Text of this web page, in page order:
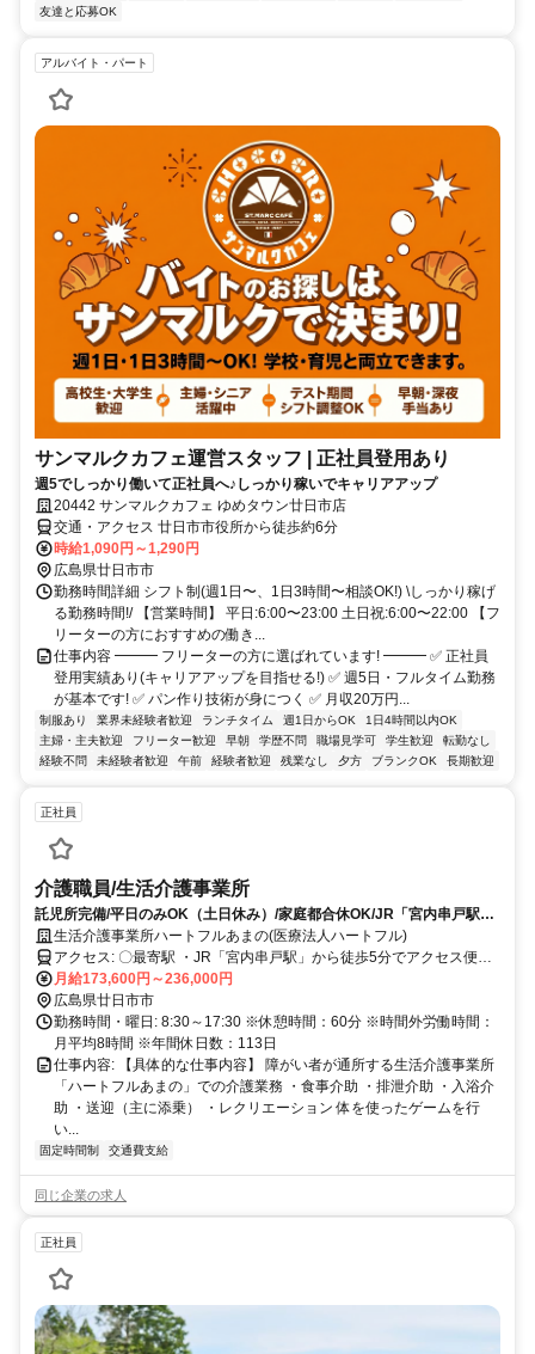
友達と応募OK
アルバイト・パート
サンマルクカフェ運営スタッフ | 正社員登用あり
週5でしっかり働いて正社員へ♪しっかり稼いでキャリアアップ
20442 サンマルクカフェ ゆめタウン廿日市店
交通・アクセス 廿日市市役所から徒歩約6分
時給1,090円～1,290円
広島県廿日市市
勤務時間詳細 シフト制(週1日〜、1日3時間〜相談OK!) \しっかり稼げ
る勤務時間!/ 【営業時間】 平日:6:00〜23:00 土日祝:6:00〜22:00 【フ
リーターの方におすすめの働き...
仕事内容 ━━━ フリーターの方に選ばれています! ━━━ ✅ 正社員
登用実績あり(キャリアアップを目指せる!) ✅ 週5日・フルタイム勤務
が基本です! ✅ パン作り技術が身につく ✅ 月収20万円...
制服あり 業界未経験者歓迎 ランチタイム 週1日からOK
1日4時間以内OK
主婦・主夫歓迎
フリーター歓迎 早朝 学歴不問 職場見学可 学生歓迎
転勤なし
経験不問
未経験者歓迎 午前 経験者歓迎 残業なし 夕方 ブランクOK 長期歓迎
正社員
介護職員/生活介護事業所
託児所完備/平日のみOK（土日休み）/家庭都合休OK/JR「宮内串戸駅」
から徒歩5分
生活介護事業所ハートフルあまの(医療法人ハートフル)
アクセス: 〇最寄駅 ・JR「宮内串戸駅」から徒歩5分でアクセス便利
です！ ※交通費支給！ ※車通勤OK！バイク通勤OK！ ※駅近5分以
内！
月給173,600円～236,000円
広島県廿日市市
勤務時間・曜日: 8:30～17:30 ※休憩時間：60分 ※時間外労働時間：
月平均8時間 ※年間休日数：113日
仕事内容: 【具体的な仕事内容】 障がい者が通所する生活介護事業所
「ハートフルあまの」での介護業務 ・食事介助 ・排泄介助 ・入浴介
助 ・送迎（主に添乗） ・レクリエーション 体を使ったゲームを行
い...
固定時間制 交通費支給
同じ企業の求人
正社員